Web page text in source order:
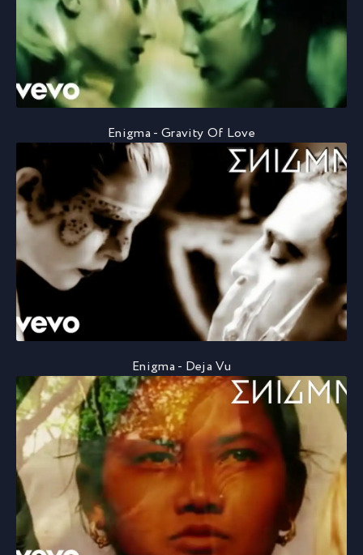
Enigma - Gravity Of Love
Enigma - Deja Vu